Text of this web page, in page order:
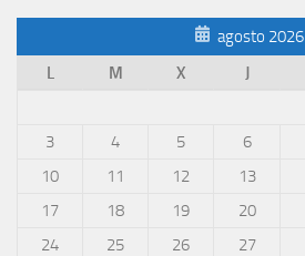
agosto 2026
L
M X J
3
4 5 6
10
11 12 13
17
18 19 20
24
25 26 27